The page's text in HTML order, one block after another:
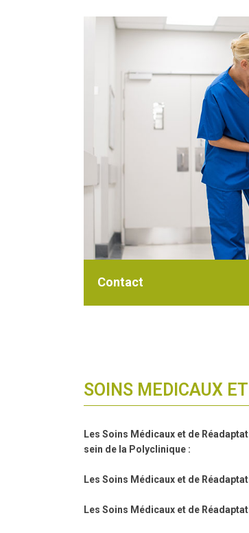
Contact
SOINS MEDICAUX
Les Soins Médicaux et de
sein de la Polyclinique :
Les Soins Médicaux et de
Les Soins Médicaux et de